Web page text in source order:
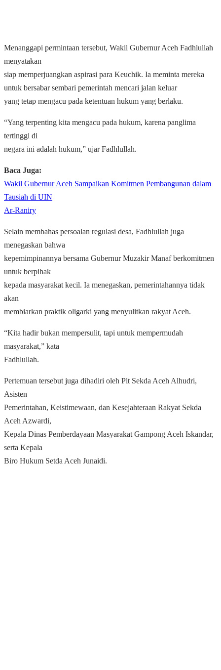
Menanggapi permintaan tersebut, Wakil Gubernur Aceh Fadhlullah
menyatakan
siap memperjuangkan aspirasi para Keuchik. Ia meminta mereka
untuk bersabar sembari pemerintah mencari jalan keluar
yang tetap mengacu pada ketentuan hukum yang berlaku.
“Yang terpenting kita mengacu pada hukum, karena panglima
tertinggi di
negara ini adalah hukum,” ujar Fadhlullah.
Baca Juga:
Wakil Gubernur Aceh Sampaikan Komitmen Pembangunan dalam
Tausiah di UIN
Ar-Raniry
Selain membahas persoalan regulasi desa, Fadhlullah juga
menegaskan bahwa
kepemimpinannya bersama Gubernur Muzakir Manaf berkomitmen
untuk berpihak
kepada masyarakat kecil. Ia menegaskan, pemerintahannya tidak
akan
membiarkan praktik oligarki yang menyulitkan rakyat Aceh.
“Kita hadir bukan mempersulit, tapi untuk mempermudah
masyarakat,” kata
Fadhlullah.
Pertemuan tersebut juga dihadiri oleh Plt Sekda Aceh Alhudri,
Asisten
Pemerintahan, Keistimewaan, dan Kesejahteraan Rakyat Sekda
Aceh Azwardi,
Kepala Dinas Pemberdayaan Masyarakat Gampong Aceh Iskandar,
serta Kepala
Biro Hukum Setda Aceh Junaidi.